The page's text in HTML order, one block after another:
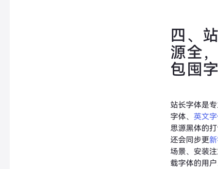
四、
源全
包囤
站长字体是
字体、 英文
思源黑体的
还会同步更
场景、安装
载字体的用